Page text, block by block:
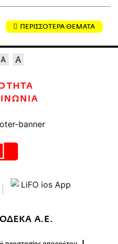
ΠΕΡΙΣΣΟΤΕΡΑ ΘΕΜΑΤΑ
Α.Ε.